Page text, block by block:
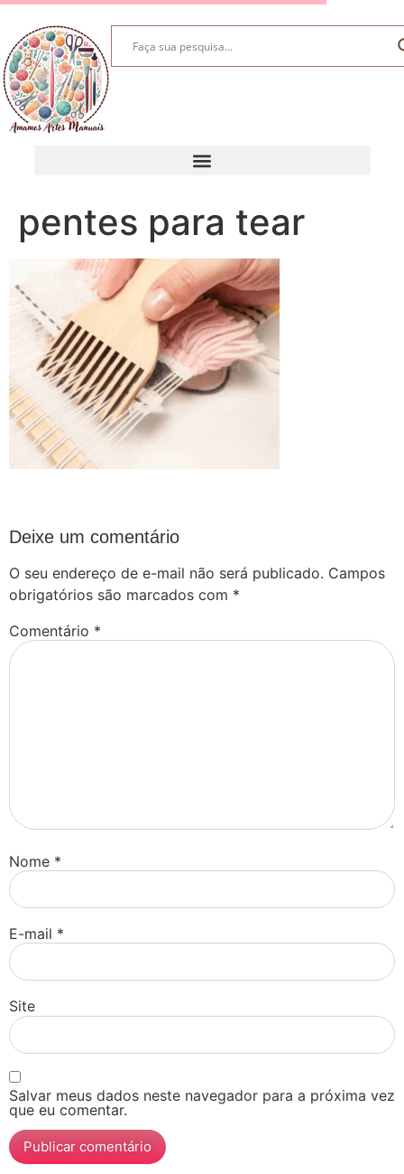
pentes para tear
Deixe um comentário
O seu endereço de e-mail não será publicado. Campos
obrigatórios são marcados com *
Comentário *
Nome *
E-mail *
Site
Salvar meus dados neste navegador para a próxima vez
que eu comentar.